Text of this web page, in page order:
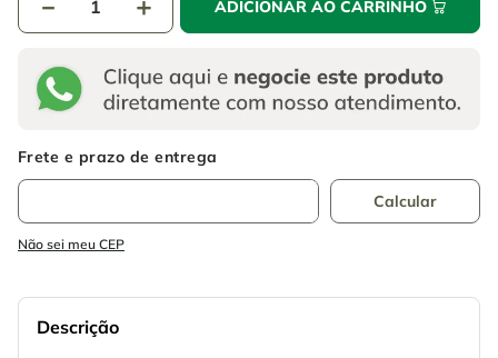
＋
－ ADICIONAR AO CARRINHO
Não sei meu CEP
Descrição
alicate
fio
alicate